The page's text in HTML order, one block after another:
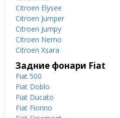
Citroen Elysee
Citroen Jumper
Citroen Jumpy
Citroen Nemo
Citroen Xsara
Задние фонари Fiat
Fiat 500
Fiat Doblo
Fiat Ducato
Fiat Fiorino